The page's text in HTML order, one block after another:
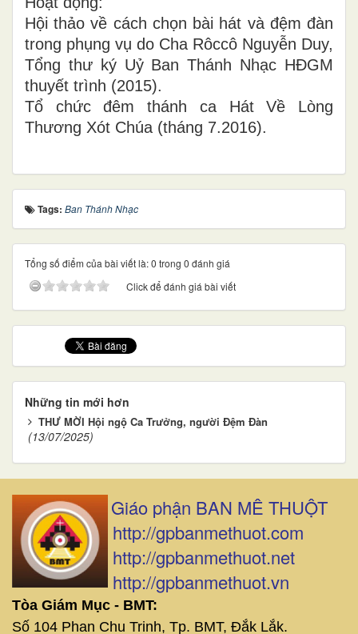
Hội thảo về cách chọn bài hát và đệm đàn
trong phụng vụ do Cha Rôccô Nguyễn Duy,
Tổng thư ký Uỷ Ban Thánh Nhạc HĐGM
thuyết trình (2015).
Tổ chức đêm thánh ca Hát Về Lòng
Thương Xót Chúa (tháng 7.2016).
Tags: Ban Thánh Nhạc
Tổng số điểm của bài viết là: 0 trong 0 đánh giá
Click để đánh giá bài viết
Những tin mới hơn
THƯ MỜI Hội ngộ Ca Trưởng, người Đệm Đàn
(13/07/2025)
Giáo phận BAN MÊ THUỘT
http://gpbanmethuot.com
http://gpbanmethuot.net
http://gpbanmethuot.vn
Tòa Giám Mục - BMT:
Số 104 Phan Chu Trinh, Tp. BMT, Đắk Lắk.